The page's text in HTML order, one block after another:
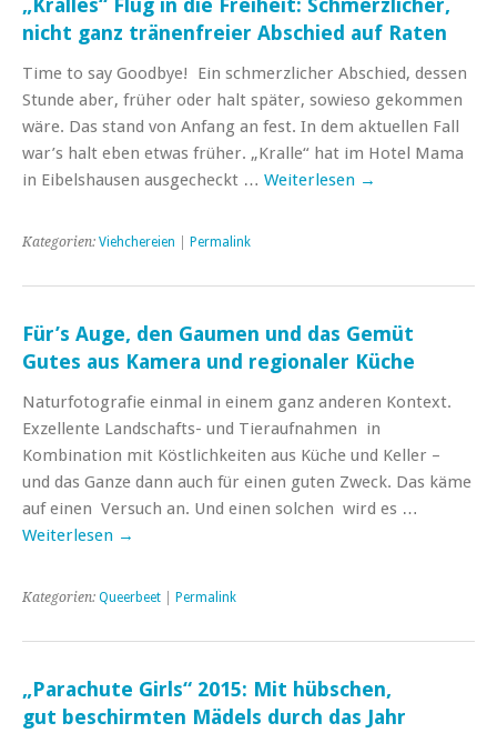
nicht ganz tränenfreier Abschied auf Raten
Time to say Goodbye! Ein schmerzlicher Abschied, dessen
Stunde aber, früher oder halt später, sowieso gekommen
wäre. Das stand von Anfang an fest. In dem aktuellen Fall
war’s halt eben etwas früher. „Kralle“ hat im Hotel Mama
in Eibelshausen ausgecheckt … Weiterlesen →
Kategorien: Viehchereien Permalink
Für’s Auge, den Gaumen und das Gemüt
Gutes aus Kamera und regionaler Küche
Naturfotografie einmal in einem ganz anderen Kontext.
Exzellente Landschafts- und Tieraufnahmen in
Kombination mit Köstlichkeiten aus Küche und Keller –
und das Ganze dann auch für einen guten Zweck. Das käme
auf einen Versuch an. Und einen solchen wird es …
Weiterlesen →
Kategorien: Queerbeet Permalink
„Parachute Girls“ 2015: Mit hübschen,
gut beschirmten Mädels durch das Jahr